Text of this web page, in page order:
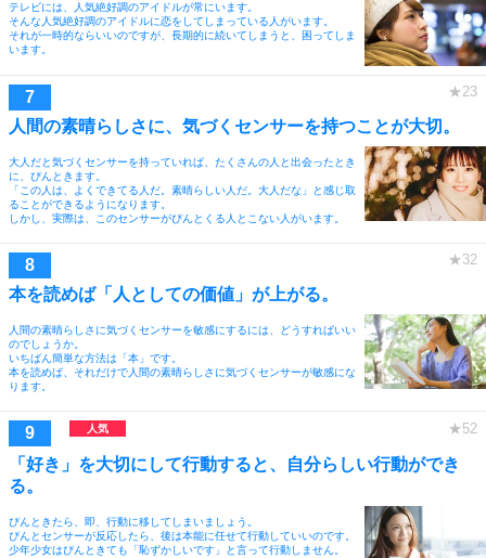
テレビには、人気絶好調のアイドルが常にいます。
そんな人気絶好調のアイドルに恋をしてしまっている人がいます。
それが一時的ならいいのですが、長期的に続いてしまうと、困ってしま
います。
人間の素晴らしさに、気づくセンサーを持つことが大切。
大人だと気づくセンサーを持っていれば、たくさんの人と出会ったとき
に、ぴんときます。
「この人は、よくできてる人だ。素晴らしい人だ。大人だな」と感じ取
ることができるようになります。
しかし、実際は、このセンサーがぴんとくる人とこない人がいます。
本を読めば「人としての価値」が上がる。
人間の素晴らしさに気づくセンサーを敏感にするには、どうすればいい
のでしょうか。
いちばん簡単な方法は「本」です。
本を読めば、それだけで人間の素晴らしさに気づくセンサーが敏感にな
ります。
「好き」を大切にして行動すると、自分らしい行動ができ
る。
ぴんときたら、即、行動に移してしまいましょう。
ぴんとセンサーが反応したら、後は本能に任せて行動していいのです。
少年少女はぴんときても「恥ずかしいです」と言って行動しません。